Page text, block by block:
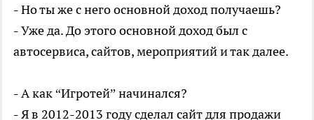
- Но ты же с него основной доход получаешь?
- Уже да. До этого основной доход был с
автосервиса, сайтов, мероприятий и так далее.
- А как “Игротей” начинался?
- Я в 2012-2013 году сделал сайт для продажи